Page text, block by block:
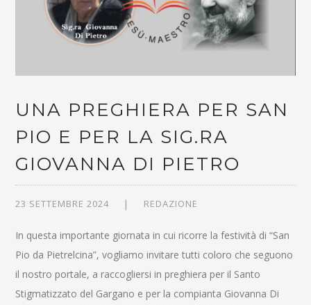
UNA PREGHIERA PER SAN
PIO E PER LA SIG.RA
GIOVANNA DI PIETRO
23 SETTEMBRE 2024 REDAZIONE
In questa importante giornata in cui ricorre la festività di “San
Pio da Pietrelcina”, vogliamo invitare tutti coloro che seguono
il nostro portale, a raccogliersi in preghiera per il Santo
Stigmatizzato del Gargano e per la compianta Giovanna Di